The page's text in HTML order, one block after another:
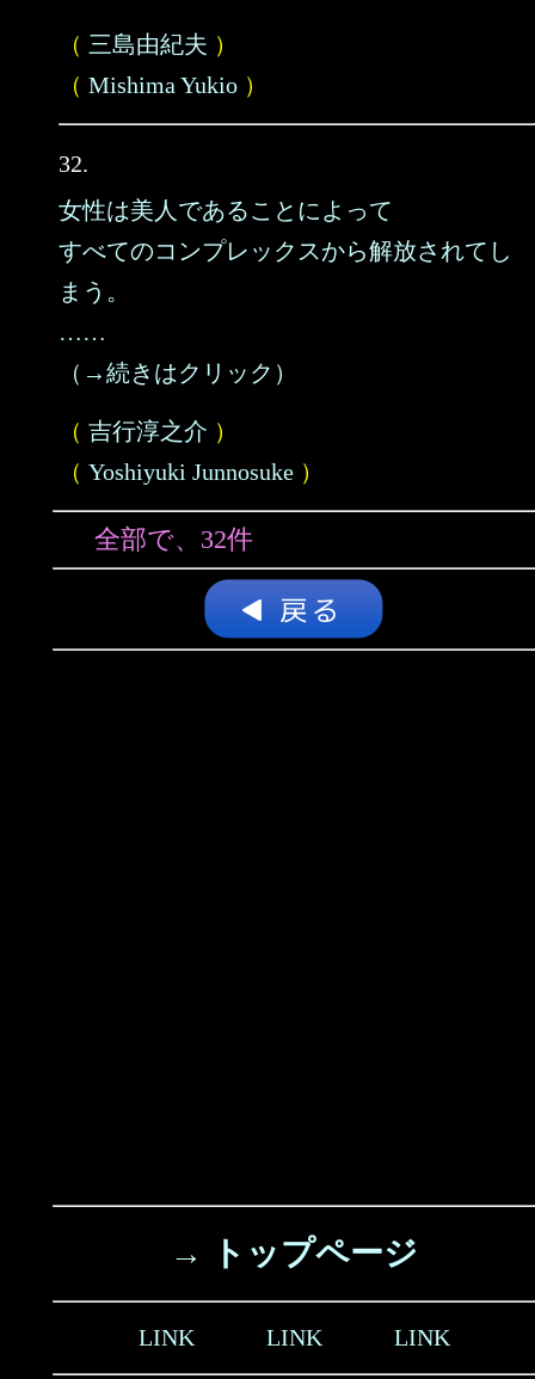
（ 三島由紀夫 ）
（ Mishima Yukio ）
32.
女性は美人であることによって
すべてのコンプレックスから解放されてし
まう。
……
（→続きはクリック）
（ 吉行淳之介 ）
（ Yoshiyuki Junnosuke ）
全部で、32件
→ トップページ
LINK LINK LINK